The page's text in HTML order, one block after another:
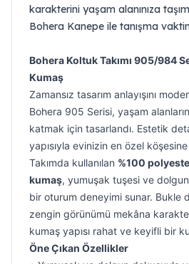
karakterini yaşam alanınıza
Bohera Kanepe ile tanışma
Bohera Koltuk Takımı 905/984
Kumaş
Zamansız tasarım anlayışını
Bohera 905 Serisi, yaşam
katmak için tasarlandı. Estetik
yapısıyla evinizin en özel
Takımda kullanılan %100
kumaş, yumuşak tuşesi ve
bir oturum deneyimi sunar. Bukle
zengin görünümü mekâna
kumaş yapısı rahat ve keyifli bir
Öne Çıkan Özellikler